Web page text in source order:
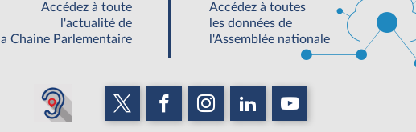
Accédez à toute
l'actualité de
la Chaine Parlementaire
Accédez à toutes
les données de
l'Assemblée nationale